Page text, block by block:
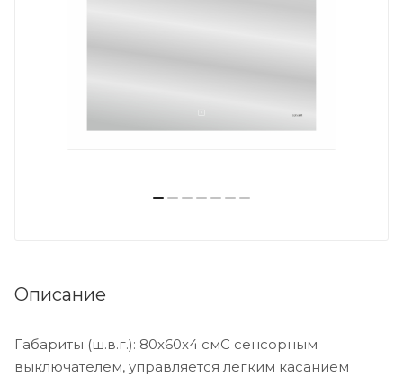
Описание
Габариты (ш.в.г.): 80x60x4 смС сенсорным
выключателем, управляется легким касанием